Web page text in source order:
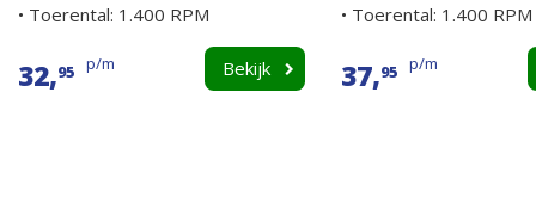
• Toerental: 1.400 RPM
32,95 p/m Bekijk
• Toerental: 1.400 RPM
37,95 p/m